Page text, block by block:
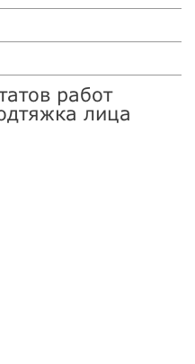
работ
лица